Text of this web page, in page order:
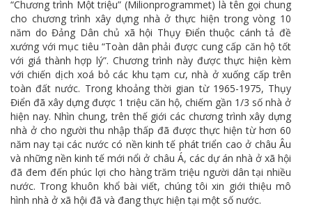
“Chương trình Một triệu” (Milionprogrammet) là tên gọi chung
cho chương trình xây dựng nhà ở thực hiện trong vòng 10
năm do Đảng Dân chủ xã hội Thụy Điển thuộc cánh tả đề
xướng với mục tiêu “Toàn dân phải được cung cấp căn hộ tốt
với giá thành hợp lý”. Chương trình này được thực hiện kèm
với chiến dịch xoá bỏ các khu tạm cư, nhà ở xuống cấp trên
toàn đất nước. Trong khoảng thời gian từ 1965-1975, Thụy
Điển đã xây dựng được 1 triệu căn hộ, chiếm gần 1/3 số nhà ở
hiện nay. Nhìn chung, trên thế giới các chương trình xây dựng
nhà ở cho người thu nhập thấp đã được thực hiện từ hơn 60
năm nay tại các nước có nền kinh tế phát triển cao ở châu Âu
và những nền kinh tế mới nổi ở châu Á, các dự án nhà ở xã hội
đã đem đến phúc lợi cho hàng trăm triệu người dân tại nhiều
nước. Trong khuôn khổ bài viết, chúng tôi xin giới thiệu mô
hình nhà ở xã hội đã và đang thực hiện tại một số nước.